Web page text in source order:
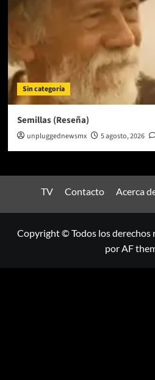
Sin categoría
Semillas (Reseña)
unpluggednewsmx 5 agosto, 2026
TV Contacto Acerca
Copyright © Todos los derechos
por AF